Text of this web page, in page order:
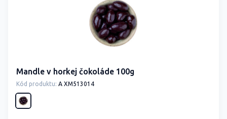
Mandle v horkej čokoláde 100g
Kód produktu: A XM513014